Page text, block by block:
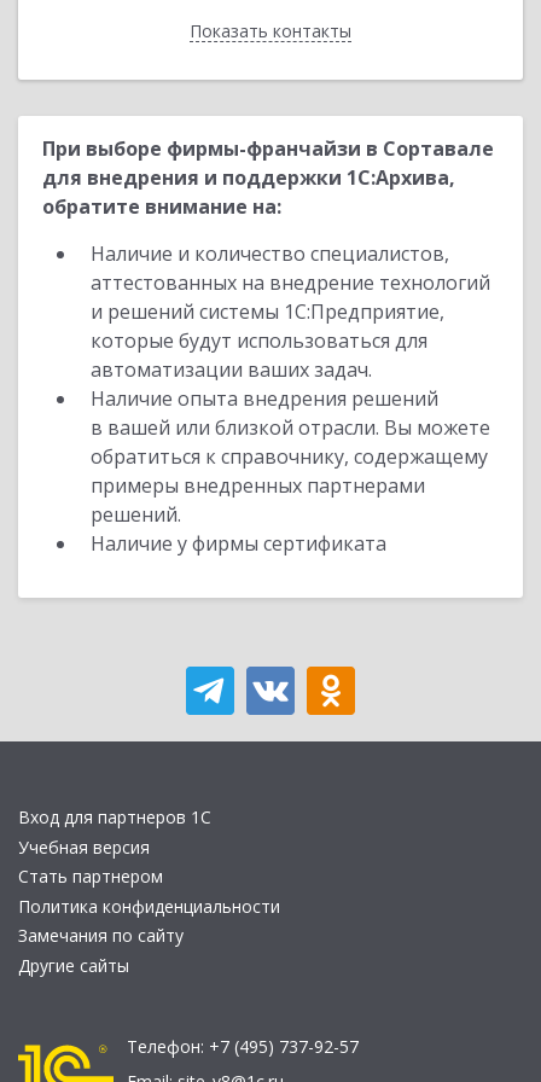
Показать контакты
Назад
При выборе фирмы-франчайзи в Сортавале
для внедрения и поддержки 1С:Архива,
обратите внимание на:
Наличие и количество специалистов,
аттестованных на внедрение технологий
и решений системы 1С:Предприятие,
которые будут использоваться для
автоматизации ваших задач.
Наличие опыта внедрения решений
в вашей или близкой отрасли. Вы можете
обратиться к справочнику, содержащему
примеры внедренных партнерами
решений.
Наличие у фирмы сертификата
Вход для партнеров 1С
Учебная версия
Стать партнером
Политика конфиденциальности
Замечания по сайту
Другие сайты
Телефон: +7 (495) 737-92-57